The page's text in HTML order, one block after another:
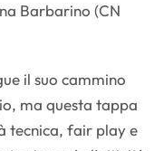
Barbarino (CN
il suo cammino
ma questa tappa
tecnica, fair play e